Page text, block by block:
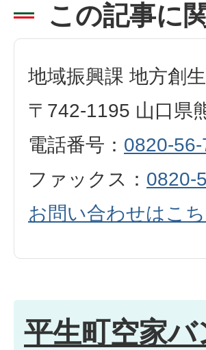
この記事に
地域振興課 地方創
〒742-1195 山口県
電話番号： 0820-
ファックス： 0820-
お問い合わせはこ
平生町空家